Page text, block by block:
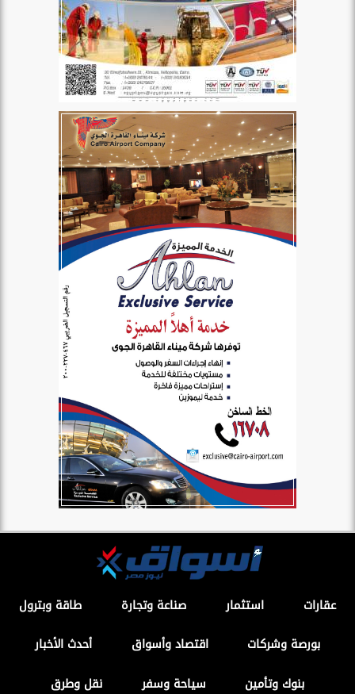
عقارات استثمار صناعة وتجارة
طاقة وبترول
بورصة وشركات
اقتصاد وأسواق
أحدث الأخبار
بنوك وتأمين
سياحة وسفر نقل وطرق